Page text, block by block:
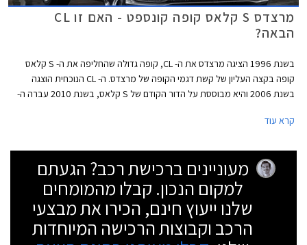
מרצדס S קלאס קופה קונספט - האם זו CL
הבאה?
בשנת 1996 הציגה מרצדס את ה- CL, קופה גדולה שהחליפה את ה- S קלאס
קופה בקצה העליון של קשת דגמי הקופה של מרצדס. ה- CL הנוכחית הוצגה
בשנת 2006 והיא מבוססת על הדור הקודם של S קלאס, בשנת 2010 עברה ה-
רכב קונספט הרומז על דגם הקופה הגדול הבא שאפשרי שיחזור להשתמש בשם
קרא עוד
מעוניינים ברכישת רכב? הגעתם
למקום הנכון. קבלו מהמומחים
שלנו ייעוץ חינם, הכירו את מבצעי
הרכב וקבוצות הרכישה המיוחדות